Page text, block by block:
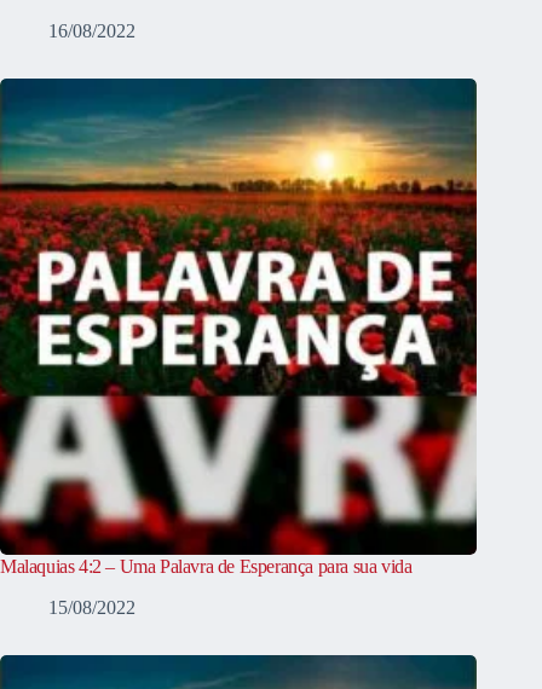
16/08/2022
Malaquias 4:2 – Uma Palavra de Esperança para sua vida
15/08/2022